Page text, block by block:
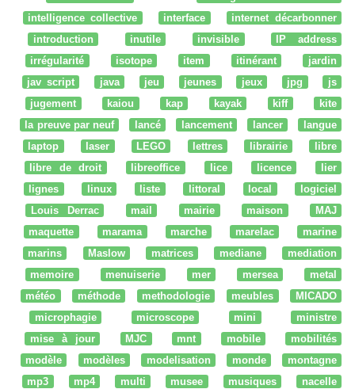
intelligence collective
interface
internet décarbonner
introduction
inutile invisible
IP address
irrégularité
isotope item itinérant
jardin
jav script
java jeu jeunes jeux jpg
js
jugement
kaiou kap kayak kiff
kite
la preuve par neuf
lancé lancement lancer
langue
laptop
laser LEGO lettres librairie
libre
libre de droit
libreoffice lice licence
lier
lignes
linux liste littoral local
logiciel
Louis Derrac
mail mairie maison
MAJ
maquette
marama marche marelac
marine
marins
Maslow matrices mediane
mediation
memoire
menuiserie mer mersea
metal
météo
méthode methodologie meubles
MICADO
microphagie
microscope mini
ministre
mise à jour
MJC mnt mobile
mobilités
modèle
modèles modelisation monde
montagne
mp3
mp4 multi musee musiques
nacelle